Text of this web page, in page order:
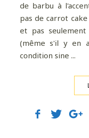
de barbu à
pas de carrot
et pas
(même s'il y en
condition sine ...